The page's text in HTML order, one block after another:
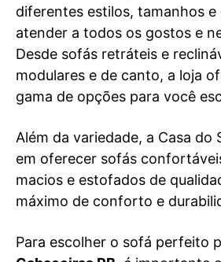
diferentes estilos, tamanhos e
atender a todos os gostos e
Desde sofás retráteis e
modulares e de canto, a loja
gama de opções para você
Além da variedade, a Casa do
em oferecer sofás
macios e estofados de
máximo de conforto e
Para escolher o sofá perfeito